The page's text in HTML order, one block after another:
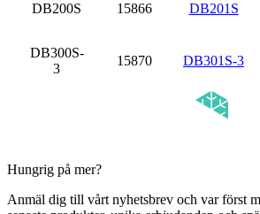
DB200S 15866 DB201S
DB300S-
3
15870 DB301S-3
Hungrig på mer?
Anmäl dig till vårt nyhetsbrev och var först